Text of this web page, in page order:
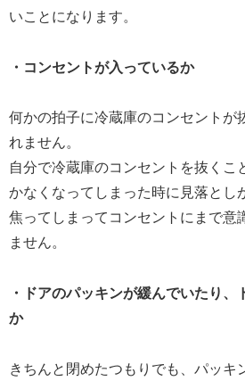
いことになります。
・コンセントが入っているか
何かの拍子に冷蔵庫のコンセントが
れません。
自分で冷蔵庫のコンセントを抜くこ
かなくなってしまった時に見落とし
焦ってしまってコンセントにまで意
ません。
・ドアのパッキンが緩んでいたり、
か
きちんと閉めたつもりでも、パッキ